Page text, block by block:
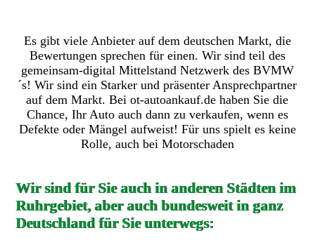
Es gibt viele Anbieter auf dem deutschen Markt, die
Bewertungen sprechen für einen. Wir sind teil des
gemeinsam-digital Mittelstand Netzwerk des BVMW
´s! Wir sind ein Starker und präsenter Ansprechpartner
auf dem Markt. Bei ot-autoankauf.de haben Sie die
Chance, Ihr Auto auch dann zu verkaufen, wenn es
Defekte oder Mängel aufweist! Für uns spielt es keine
Rolle, auch bei Motorschaden
Wir sind für Sie auch in anderen Städten im
Ruhrgebiet, aber auch bundesweit in ganz
Deutschland für Sie unterwegs: